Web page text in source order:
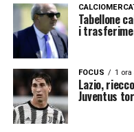
Tabellone
i
FOCUS 1 ora
Lazio,
Juventus